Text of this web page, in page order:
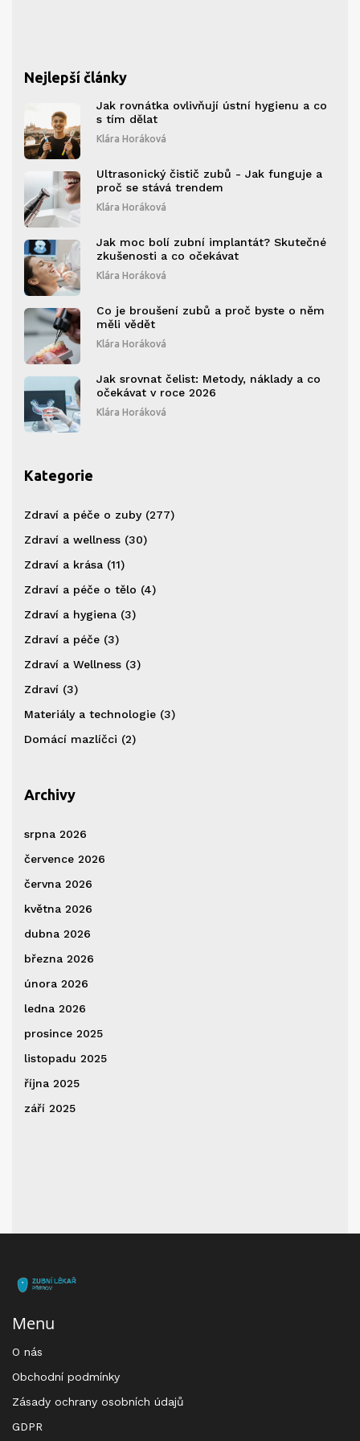
Nejlepší články
Jak rovnátka ovlivňují ústní hygienu a co
s tím dělat
Klára Horáková
Ultrasonický čistič zubů - Jak funguje a
proč se stává trendem
Klára Horáková
Jak moc bolí zubní implantát? Skutečné
zkušenosti a co očekávat
Klára Horáková
Co je broušení zubů a proč byste o něm
měli vědět
Klára Horáková
Jak srovnat čelist: Metody, náklady a co
očekávat v roce 2026
Klára Horáková
Kategorie
Zdraví a péče o zuby (277)
Zdraví a wellness (30)
Zdraví a krása (11)
Zdraví a péče o tělo (4)
Zdraví a hygiena (3)
Zdraví a péče (3)
Zdraví a Wellness (3)
Zdraví (3)
Materiály a technologie (3)
Domácí mazlíčci (2)
Archivy
srpna 2026
července 2026
června 2026
května 2026
dubna 2026
března 2026
února 2026
ledna 2026
prosince 2025
listopadu 2025
října 2025
září 2025
Menu
O nás
Obchodní podmínky
Zásady ochrany osobních údajů
GDPR